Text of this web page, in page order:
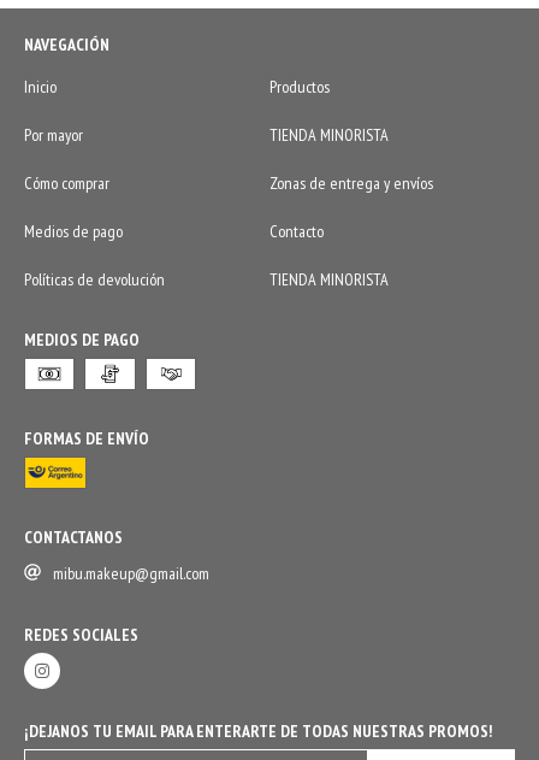
NAVEGACIÓN
Inicio
Productos
Por mayor TIENDA MINORISTA
Cómo comprar Zonas de entrega y envíos
Medios de pago Contacto
Políticas de devolución TIENDA MINORISTA
MEDIOS DE PAGO
FORMAS DE ENVÍO
CONTACTANOS
mibu.makeup@gmail.com
REDES SOCIALES
¡DEJANOS TU EMAIL PARA ENTERARTE DE TODAS NUESTRAS PROMOS!